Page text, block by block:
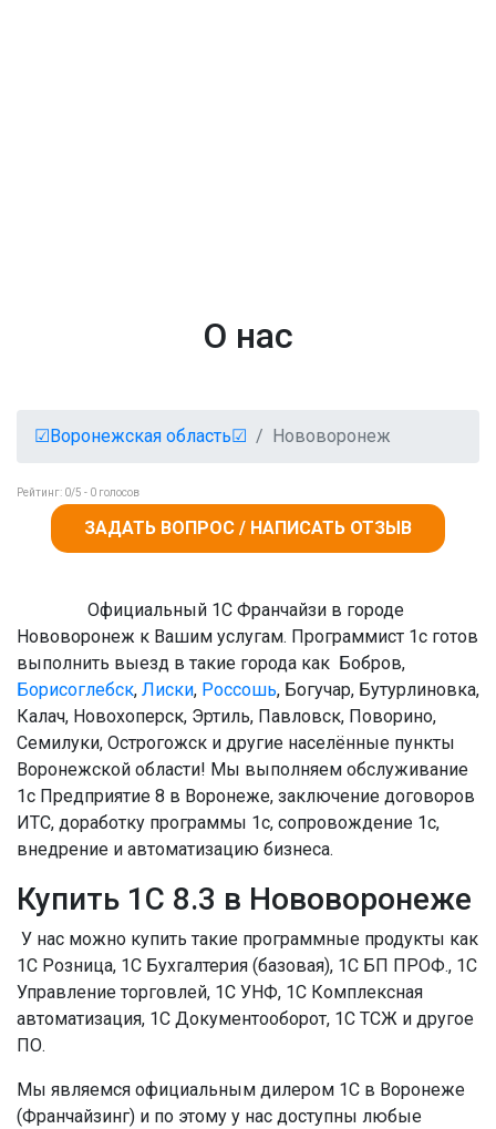
О нас
☑Воронежская область☑ Нововоронеж
Рейтинг: 0/5 - 0 голосов
ЗАДАТЬ ВОПРОС / НАПИСАТЬ ОТЗЫВ
Официальный 1С Франчайзи в городе
Нововоронеж к Вашим услугам. Программист 1с готов
выполнить выезд в такие города как Бобров,
Борисоглебск, Лиски, Россошь, Богучар, Бутурлиновка,
Калач, Новохоперск, Эртиль, Павловск, Поворино,
Семилуки, Острогожск и другие населённые пункты
Воронежской области! Мы выполняем обслуживание
1с Предприятие 8 в Воронеже, заключение договоров
ИТС, доработку программы 1с, сопровождение 1с,
внедрение и автоматизацию бизнеса.
Купить 1С 8.3 в Нововоронеже
У нас можно купить такие программные продукты как
1С Розница, 1С Бухгалтерия (базовая), 1С БП ПРОФ., 1С
Управление торговлей, 1С УНФ, 1С Комплексная
автоматизация, 1С Документооборот, 1С ТСЖ и другое
ПО.
Мы являемся официальным дилером 1С в Воронеже
(Франчайзинг) и по этому у нас доступны любые